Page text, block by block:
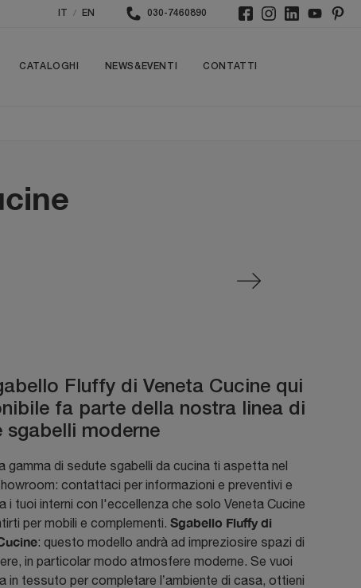
/ EN 030-7460890
CATALOGHI NEWS&EVENTI CONTATTI
Fluffy di Veneta Cucine qui
fa parte della nostra linea di
sgabelli moderne
gamma di sedute sgabelli da cucina ti aspetta nel
contattaci per informazioni e preventivi e
i tuoi interni con l'eccellenza che solo Veneta Cucine
per mobili e complementi. Sgabello Fluffy di
: questo modello andrà ad impreziosire spazi di
in particolar modo atmosfere moderne. Se vuoi
in tessuto per completare l’ambiente di casa, ottieni